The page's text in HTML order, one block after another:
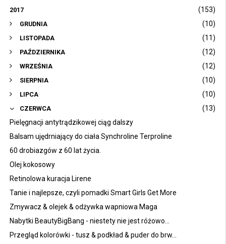
2017 (153)
GRUDNIA (10)
LISTOPADA (11)
PAŹDZIERNIKA (12)
WRZEŚNIA (12)
SIERPNIA (10)
LIPCA (10)
CZERWCA
(13)
Pielęgnacji antytrądzikowej ciąg dalszy
Balsam ujędrniający do ciała Synchroline Terproline
60 drobiazgów z 60 lat życia.
Olej kokosowy
Retinolowa kuracja Lirene
Tanie i najlepsze, czyli pomadki Smart Girls Get More
Zmywacz & olejek & odżywka wapniowa Maga
Nabytki BeautyBigBang - niestety nie jest różowo...
Przegląd kolorówki - tusz & podkład & puder do brw...